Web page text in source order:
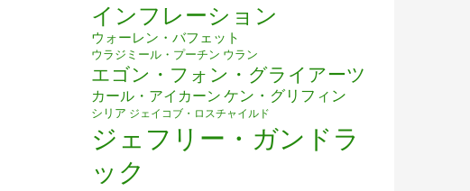
インフレーション
ウォーレン・バフェット
ウラジミール・プーチン ウラン
エゴン・フォン・グライアーツ
カール・アイカーン ケン・グリフィン
シリア ジェイコブ・ロスチャイルド
ジェフリー・ガンドラ
ック